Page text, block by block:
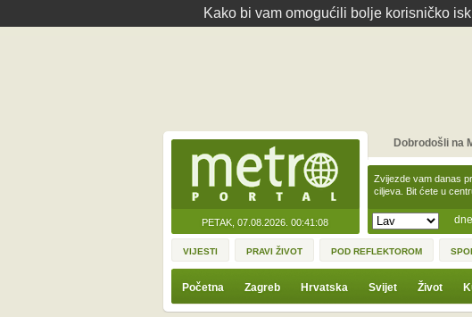
Kako bi vam omogućili bolje korisničko
PETAK, 07.08.2026. 00:41:08
Zvijezde vam danas
ciljeva. Bit ćete u
Dobrodošli na
VIJESTI PRAVI ŽIVOT POD REFLEKTOROM
Početna Zagreb Hrvatska Svijet Život